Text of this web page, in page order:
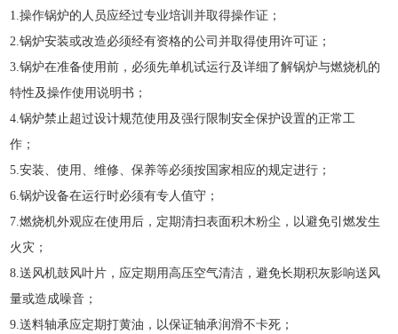
1.操作锅炉的人员应经过专业培训并取得操作证；
2.锅炉安装或改造必须经有资格的公司并取得使用许可证；
3.锅炉在准备使用前，必须先单机试运行及详细了解锅炉与燃烧机的
特性及操作使用说明书；
4.锅炉禁止超过设计规范使用及强行限制安全保护设置的正常工
作；
5.安装、使用、维修、保养等必须按国家相应的规定进行；
6.锅炉设备在运行时必须有专人值守；
7.燃烧机外观应在使用后，定期清扫表面积木粉尘，以避免引燃发生
火灾；
8.送风机鼓风叶片，应定期用高压空气清洁，避免长期积灰影响送风
量或造成噪音；
9.送料轴承应定期打黄油，以保证轴承润滑不卡死；